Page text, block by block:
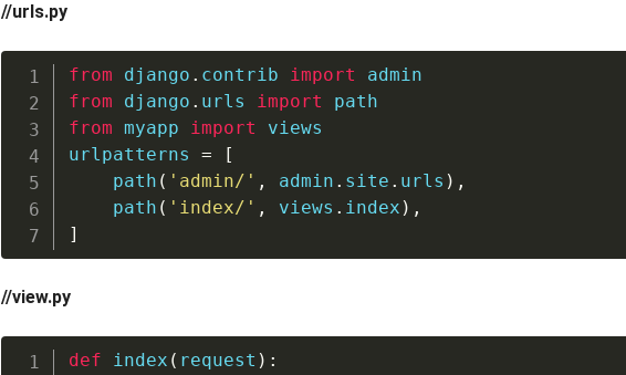
//urls.py
from django . contrib import
from django . urls import
from myapp import views
urlpatterns =
[
    path
( 'admin/' , admin . site . urls ) ,
    path
( 'index/' , views . index ) ,
]
//view.py
def index ( request ) :